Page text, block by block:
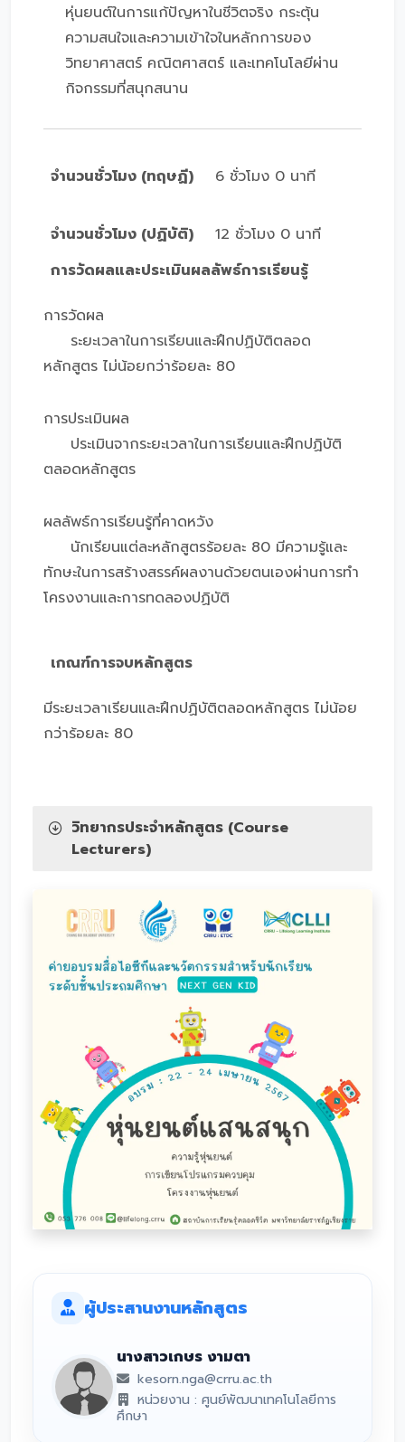
หุ่นยนต์ในการแก้ปัญหาในชีวิตจริง กระตุ้น
ความสนใจและความเข้าใจในหลักการของ
วิทยาศาสตร์ คณิตศาสตร์ และเทคโนโลยีผ่าน
กิจกรรมที่สนุกสนาน
จำนวนชั่วโมง (ทฤษฏี) 6 ชั่วโมง 0 นาที
จำนวนชั่วโมง (ปฏิบัติ)
12 ชั่วโมง 0 นาที
การวัดผลและประเมินผลลัพธ์การเรียนรู้
การวัดผล
ระยะเวลาในการเรียนและฝึกปฏิบัติตลอด
หลักสูตร ไม่น้อยกว่าร้อยละ 80
การประเมินผล
ประเมินจากระยะเวลาในการเรียนและฝึกปฏิบัติ
ตลอดหลักสูตร
ผลลัพธ์การเรียนรู้ที่คาดหวัง
นักเรียนแต่ละหลักสูตรร้อยละ 80 มีความรู้และ
ทักษะในการสร้างสรรค์ผลงานด้วยตนเองผ่านการทำ
โครงงานและการทดลองปฏิบัติ
เกณฑ์การจบหลักสูตร
มีระยะเวลาเรียนและฝึกปฏิบัติตลอดหลักสูตร ไม่น้อย
กว่าร้อยละ 80
วิทยากรประจำหลักสูตร (Course
Lecturers)
ผู้ประสานงานหลักสูตร
นางสาวเกษร งามตา
kesorn.nga@crru.ac.th
หน่วยงาน : ศูนย์พัฒนาเทคโนโลยีการ
ศึกษา